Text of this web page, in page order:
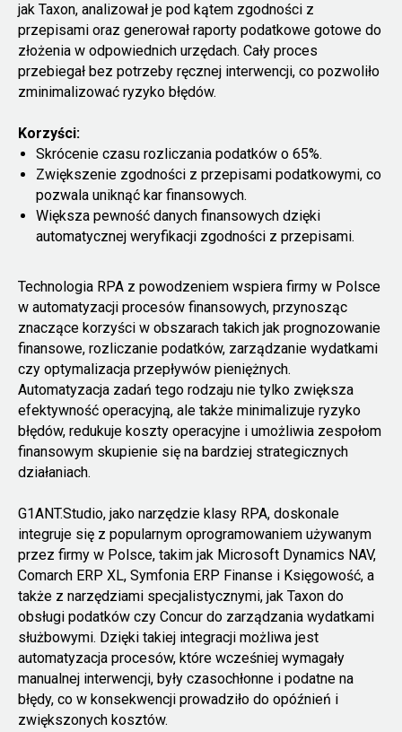
jak Taxon, analizował je pod kątem zgodności z
przepisami oraz generował raporty podatkowe gotowe do
złożenia w odpowiednich urzędach. Cały proces
przebiegał bez potrzeby ręcznej interwencji, co pozwoliło
zminimalizować ryzyko błędów.
Korzyści:
Skrócenie czasu rozliczania podatków o 65%.
Zwiększenie zgodności z przepisami podatkowymi, co
pozwala uniknąć kar finansowych.
Większa pewność danych finansowych dzięki
automatycznej weryfikacji zgodności z przepisami.
Technologia RPA z powodzeniem wspiera firmy w Polsce
w automatyzacji procesów finansowych, przynosząc
znaczące korzyści w obszarach takich jak prognozowanie
finansowe, rozliczanie podatków, zarządzanie wydatkami
czy optymalizacja przepływów pieniężnych.
Automatyzacja zadań tego rodzaju nie tylko zwiększa
efektywność operacyjną, ale także minimalizuje ryzyko
błędów, redukuje koszty operacyjne i umożliwia zespołom
finansowym skupienie się na bardziej strategicznych
działaniach.
G1ANT.Studio, jako narzędzie klasy RPA, doskonale
integruje się z popularnym oprogramowaniem używanym
przez firmy w Polsce, takim jak Microsoft Dynamics NAV,
Comarch ERP XL, Symfonia ERP Finanse i Księgowość, a
także z narzędziami specjalistycznymi, jak Taxon do
obsługi podatków czy Concur do zarządzania wydatkami
służbowymi. Dzięki takiej integracji możliwa jest
automatyzacja procesów, które wcześniej wymagały
manualnej interwencji, były czasochłonne i podatne na
błędy, co w konsekwencji prowadziło do opóźnień i
zwiększonych kosztów.